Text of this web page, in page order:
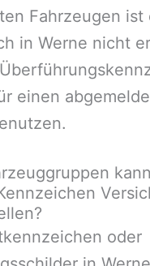
Fahrzeugen ist
in Werne nicht
einen
oder